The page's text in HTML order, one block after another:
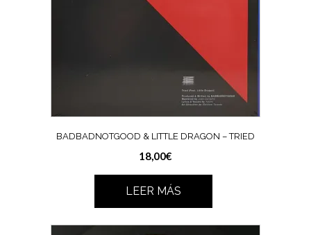
BADBADNOTGOOD & LITTLE DRAGON – TRIED
18,00€
LEER MÁS